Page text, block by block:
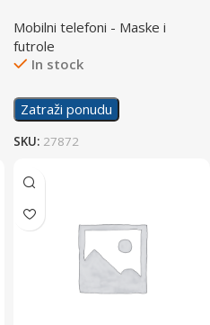
Mobilni telefoni - Maske i
futrole
In stock
Zatraži ponudu
SKU: 27872